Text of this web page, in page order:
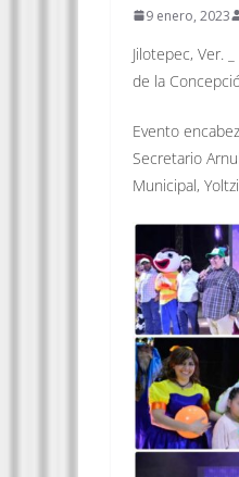
9 enero, 2023
Jilotepec, Ver.
de la
Evento
Secretario
Municipal,